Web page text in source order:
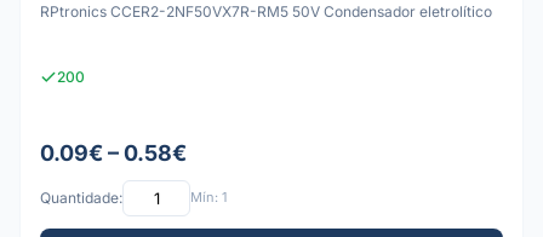
RPtronics CCER2-2NF50VX7R-RM5 50V Condensador eletrolítico
200
0.09€ – 0.58€
Quantidade: Mín: 1